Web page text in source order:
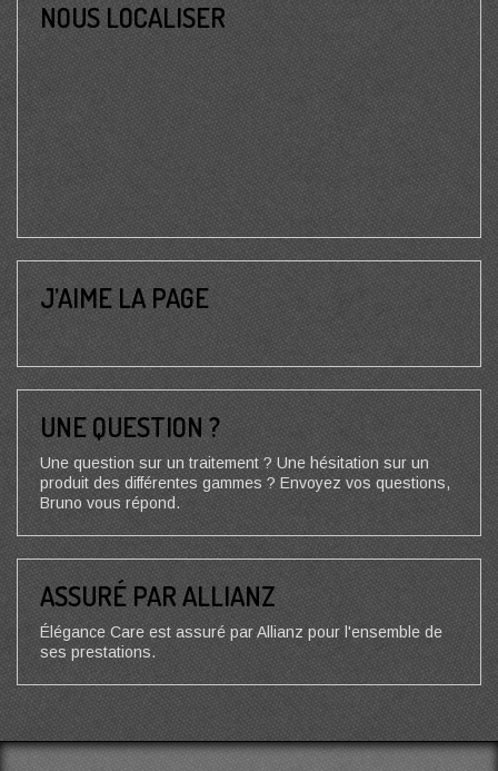
NOUS LOCALISER
J’AIME LA PAGE
UNE QUESTION ?
Une question sur un traitement ? Une hésitation sur un
produit des différentes gammes ? Envoyez vos questions,
Bruno vous répond.
ASSURÉ PAR ALLIANZ
Élégance Care est assuré par Allianz pour l'ensemble de
ses prestations.